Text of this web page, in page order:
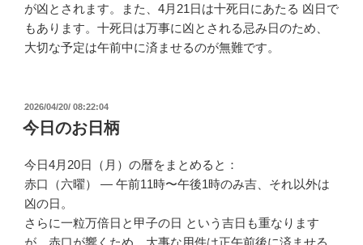
が凶とされます。また、4月21日は十死日にあたる 凶日で
もあります。十死日は万事に凶とされる忌み日のため、
大切な予定は午前中に済ませるのが無難です。​​​​​​​​​​​​​​​​
投
稿
日:
2026/04/20/ 08:22:04
今日のお日柄
今日4月20日（月）の暦をまとめると：
赤口（六曜） — 午前11時〜午後1時のみ吉、それ以外は
凶の日。
さらに一粒万倍日と甲子の日 という吉日も重なります
が、赤口が響くため、大事な用件は正午前後に済ませる